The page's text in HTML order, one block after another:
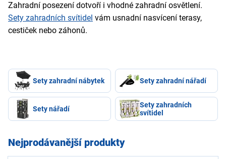
Zahradní posezení dotvoří i vhodné zahradní osvětlení.
Sety zahradních svítidel vám usnadní nasvícení terasy,
cestiček nebo záhonů.
Sety zahradní nábytek Sety zahradní nářadí
Sety nářadí
Sety zahradních
svítidel
Nejprodávanější produkty